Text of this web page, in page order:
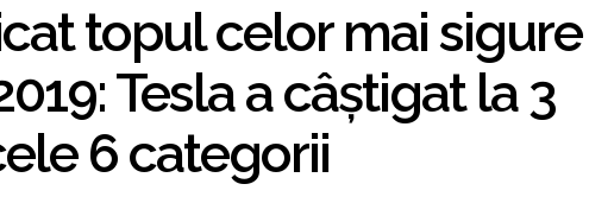
topul celor mai sigure
Tesla a câștigat la 3
6 categorii